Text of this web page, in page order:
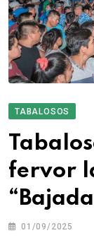
TABALOSOS
fervor
01/09/2025